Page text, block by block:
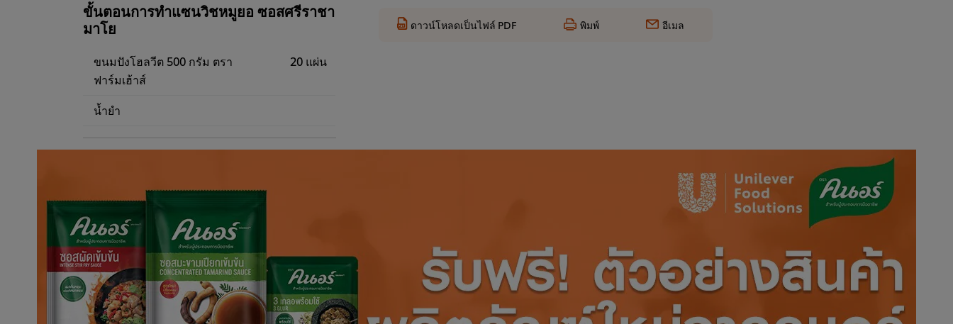
ขั้นตอนการทำแซนวิชหมูยอ ซอสศรีราชา
มาโย
ขนมปังโฮลวีต 500 กรัม ตรา
ฟาร์มเฮ้าส์
20 แผ่น
น้ำยำ
ดาวน์โหลดเป็นไฟล์ PDF พิมพ์ อีเมล